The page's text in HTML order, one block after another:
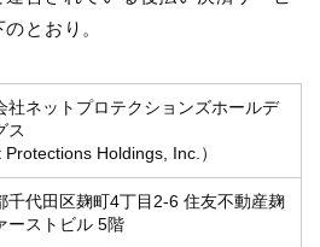
とおり。
社ネットプロテクションズホールデ
ス
Protections Holdings, Inc.）
千代田区麹町4丁目2-6 住友不動産麹
ーストビル 5階